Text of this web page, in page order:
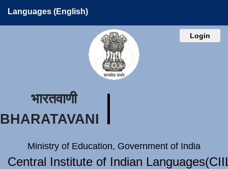
Languages (English)
Login
भारतवाणी
BHARATAVANI
Ministry of Education, Government of India
Central Institute of Indian